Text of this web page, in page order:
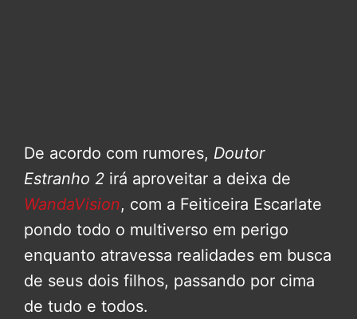
De acordo com rumores, Doutor
Estranho 2 irá aproveitar a deixa de
WandaVision, com a Feiticeira Escarlate
pondo todo o multiverso em perigo
enquanto atravessa realidades em busca
de seus dois filhos, passando por cima
de tudo e todos.